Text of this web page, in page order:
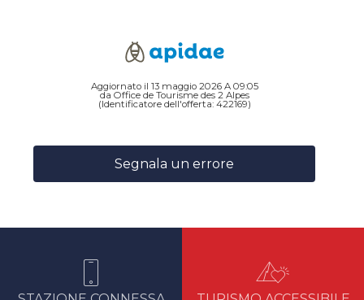
Aggiornato il 13 maggio 2026 A 09:05
da Office de Tourisme des 2 Alpes
(Identificatore dell'offerta: 422169)
Segnala un errore